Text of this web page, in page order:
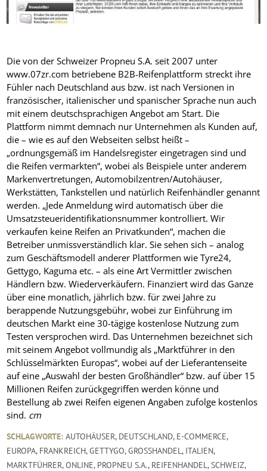
Die von der Schweizer Propneu S.A. seit 2007 unter
www.07zr.com betriebene B2B-Reifenplattform streckt ihre
Fühler nach Deutschland aus bzw. ist nach Versionen in
französischer, italienischer und spanischer Sprache nun auch
mit einem deutschsprachigen Angebot am Start. Die
Plattform nimmt demnach nur Unternehmen als Kunden auf,
die – wie es auf den Webseiten selbst heißt –
„ordnungsgemäß im Handelsregister eingetragen sind und
die Reifen vermarkten“, wobei als Beispiele unter anderem
Markenvertretungen, Automobilzentren/Autohäuser,
Werkstätten, Tankstellen und natürlich Reifenhändler genannt
werden. „Jede Anmeldung wird automatisch über die
Umsatzsteueridentifikationsnummer kontrolliert. Wir
verkaufen keine Reifen an Privatkunden“, machen die
Betreiber unmissverständlich klar. Sie sehen sich – analog
zum Geschäftsmodell anderer Plattformen wie Tyre24,
Gettygo, Kaguma etc. – als eine Art Vermittler zwischen
Händlern bzw. Wiederverkäufern. Finanziert wird das Ganze
über eine monatlich, jährlich bzw. für zwei Jahre zu
berappende Nutzungsgebühr, wobei zur Einführung im
deutschen Markt eine 30-tägige kostenlose Nutzung zum
Testen versprochen wird. Das Unternehmen bezeichnet sich
mit seinem Angebot vollmundig als „Marktführer in den
Schlüsselmärkten Europas“, wobei auf der Lieferantenseite
auf eine „Auswahl der besten Großhändler“ bzw. auf über 15
Millionen Reifen zurückgegriffen werden könne und
Bestellung ab zwei Reifen eigenen Angaben zufolge kostenlos
sind. cm
SCHLAGWORTE: AUTOHÄUSER, DEUTSCHLAND, E-COMMERCE,
EUROPA, FRANKREICH,GETTYGO,GROSSHANDEL , ITALIEN,
MARKTFÜHRER,ONLINE, PROPNEU S.A., REIFENHANDEL, SCHWEIZ,